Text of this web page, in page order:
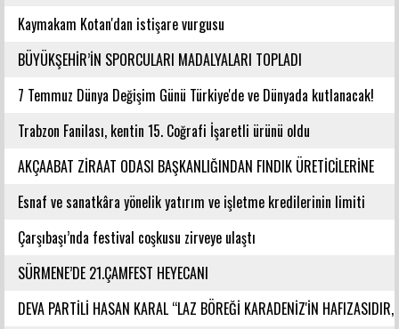
GELEN ŞEHİRLERİNDENDİR
Kaymakam Kotan'dan istişare vurgusu
BÜYÜKŞEHİR’İN SPORCULARI MADALYALARI TOPLADI
7 Temmuz Dünya Değişim Günü Türkiye'de ve Dünyada kutlanacak!
Trabzon Fanilası, kentin 15. Coğrafi İşaretli ürünü oldu
AKÇAABAT ZİRAAT ODASI BAŞKANLIĞINDAN FINDIK ÜRETİCİLERİNE
AĞUSTOS AYI İÇİN UYARI!
Esnaf ve sanatkâra yönelik yatırım ve işletme kredilerinin limiti
artırıldı
Çarşıbaşı’nda festival coşkusu zirveye ulaştı
SÜRMENE’DE 21.ÇAMFEST HEYECANI
DEVA PARTİLİ HASAN KARAL “LAZ BÖREĞİ KARADENİZ'İN HAFIZASIDIR,